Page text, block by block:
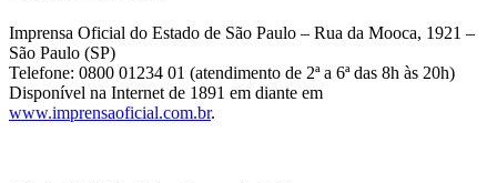
Imprensa Oficial do Estado de São Paulo – Rua da Mooca, 1921 –
São Paulo (SP)
Telefone: 0800 01234 01 (atendimento de 2ª a 6ª das 8h às 20h)
Disponível na Internet de 1891 em diante em
www.imprensaoficial.com.br.